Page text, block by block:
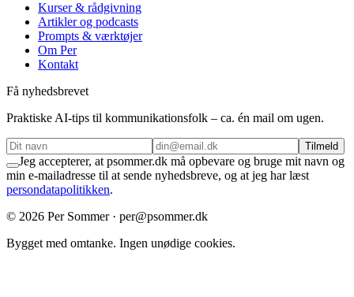
Kurser & rådgivning
Artikler og podcasts
Prompts & værktøjer
Om Per
Kontakt
Få nyhedsbrevet
Praktiske AI-tips til kommunikationsfolk – ca. én mail om ugen.
Tilmeld
Jeg accepterer, at psommer.dk må opbevare og bruge mit navn og
min e-mailadresse til at sende nyhedsbreve, og at jeg har læst
persondatapolitikken.
© 2026 Per Sommer · per@psommer.dk
Bygget med omtanke. Ingen unødige cookies.